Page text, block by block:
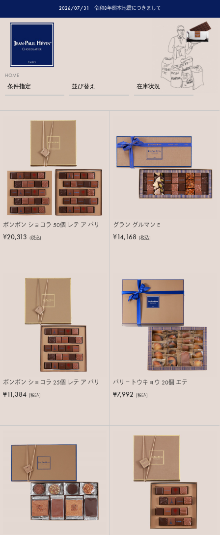
2026/07/31 令和8年熊本地震につきまして
HOME
条件指定 並び替え 在庫状況
ボンボン ショコラ 50個 レテ ア パリ
¥20,313 (税込)
グラン グルマン E
¥14,168 (税込)
ボンボン ショコラ 25個 レテ ア パリ
¥11,384 (税込)
パリ－トウキョウ 20個 エテ
¥7,992 (税込)